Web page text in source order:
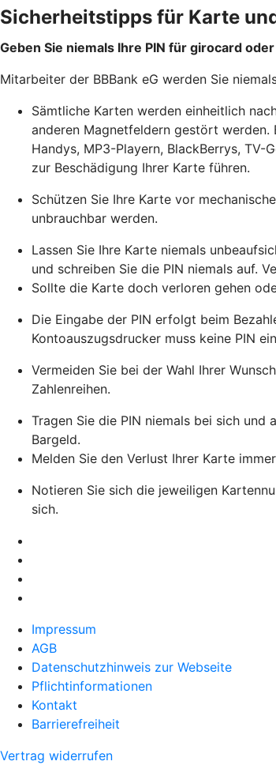
Sicherheitstipps für Karte
Geben Sie niemals Ihre PIN für girocard
Mitarbeiter der BBBank eG werden Sie
Sämtliche Karten werden einheitlich
anderen Magnetfeldern gestört werden.
Handys, MP3-Playern, BlackBerrys,
zur Beschädigung Ihrer Karte führen.
Schützen Sie Ihre Karte vor
unbrauchbar werden.
Lassen Sie Ihre Karte niemals
und schreiben Sie die PIN niemals auf.
Sollte die Karte doch verloren gehen
Die Eingabe der PIN erfolgt beim
Kontoauszugsdrucker muss keine PIN
Vermeiden Sie bei der Wahl Ihrer
Zahlenreihen.
Tragen Sie die PIN niemals bei sich und
Bargeld.
Melden Sie den Verlust Ihrer Karte
Notieren Sie sich die jeweiligen
sich.
Impressum
AGB
Datenschutzhinweis zur Webseite
Pflichtinformationen
Kontakt
Barrierefreiheit
Vertrag widerrufen